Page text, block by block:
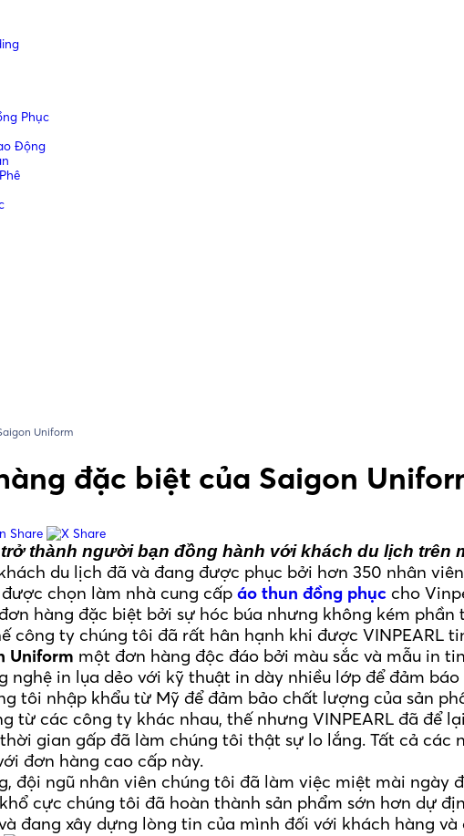
Phục
Động
Uniform
đặc biệt của Saigon
thành người bạn đồng hành với khách du lịch trên
du lịch đã và đang được phục bởi hơn 350 nhân
chọn làm nhà cung cấp áo thun đồng phục cho
hàng đặc biệt bởi sự hóc búa nhưng không kém phần
công ty chúng tôi đã rất hân hạnh khi được VINPEARL
Uniform một đơn hàng độc đáo bởi màu sắc và mẫu in
nghệ in lụa dẻo với kỹ thuật in dày nhiều lớp để đảm
tôi nhập khẩu từ Mỹ để đảm bảo chất lượng của sản
từ các công ty khác nhau, thế nhưng VINPEARL đã để
gian gấp đã làm chúng tôi thật sự lo lắng. Tất cả
đơn hàng cao cấp này.
đội ngũ nhân viên chúng tôi đã làm việc miệt mài ngày
cực chúng tôi đã hoàn thành sản phẩm sớn hơn dự
đang xây dựng lòng tin của mình đối với khách hàng